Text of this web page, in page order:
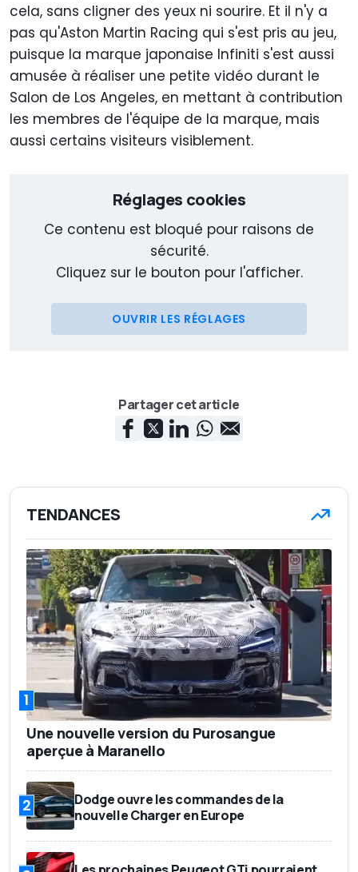
cela, sans cligner des yeux ni sourire. Et il n'y a
pas qu'Aston Martin Racing qui s'est pris au jeu,
puisque la marque japonaise Infiniti s'est aussi
amusée à réaliser une petite vidéo durant le
Salon de Los Angeles, en mettant à contribution
les membres de l'équipe de la marque, mais
aussi certains visiteurs visiblement.
Réglages cookies
Ce contenu est bloqué pour raisons de
sécurité.
Cliquez sur le bouton pour l'afficher.
OUVRIR LES RÉGLAGES
Partager cet article
TENDANCES
1
Une nouvelle version du Purosangue
aperçue à Maranello
2
Dodge ouvre les commandes de la
nouvelle Charger en Europe